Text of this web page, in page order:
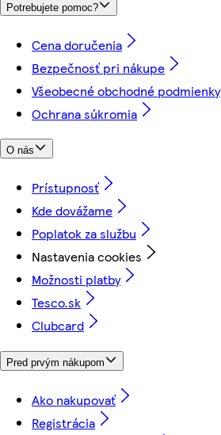
Potrebujete pomoc?
Cena doručenia
Bezpečnosť pri nákupe
Všeobecné obchodné podmienky
Ochrana súkromia
O nás
Prístupnosť
Kde dovážame
Poplatok za službu
Nastavenia cookies
Možnosti platby
Tesco.sk
Clubcard
Pred prvým nákupom
Ako nakupovať
Registrácia